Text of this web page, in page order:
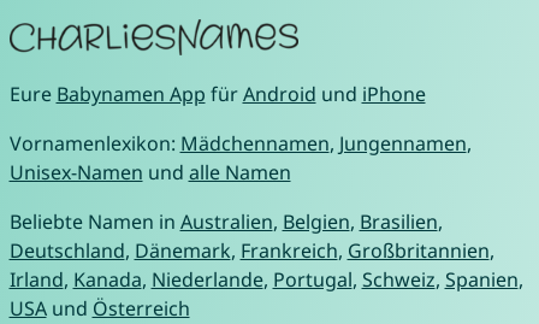
Eure Babynamen App fürAndroid und iPhone
Vornamenlexikon: Mädchennamen, Jungennamen,
Unisex-Namen und alle Namen
Beliebte Namen in Australien, Belgien, Brasilien,
Deutschland, Dänemark, Frankreich, Großbritannien,
Irland, Kanada, Niederlande, Portugal, Schweiz, Spanien,
USAund Österreich